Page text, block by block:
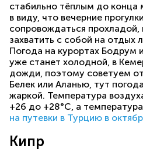
стабильно тёплым до конца
в виду, что вечерние
сопровождаться
захватить с собой на отдых
Погода на курортах Бодрум
уже станет холодной, в
дожди, поэтому советуем
Белек или Аланью, тут
жаркой. Температура
+26 до +28°С, а
на путевки в Турцию в
Кипр